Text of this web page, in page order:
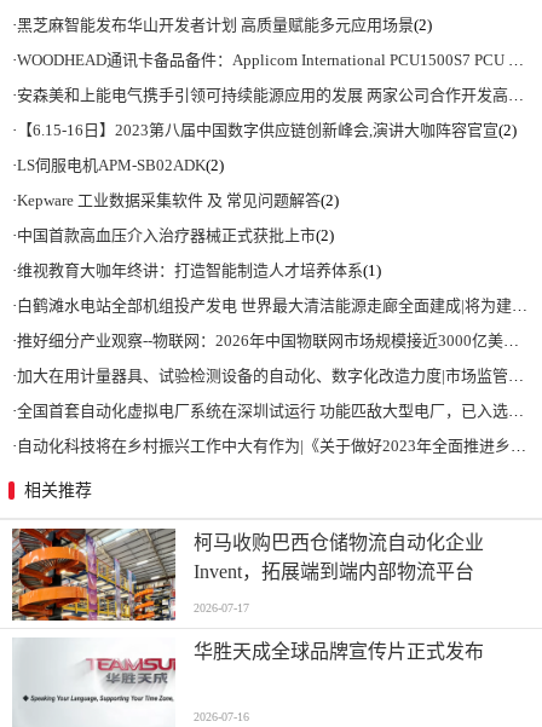
·黑芝麻智能发布华山开发者计划 高质量赋能多元应用场景(2)
·WOODHEAD通讯卡备品备件：Applicom International PCU1500S7 PCU 1500 S7 V4.5.0
·安森美和上能电气携手引领可持续能源应用的发展 两家公司合作开发高性能储能和太阳能组串式逆变器方案 以实现可持续的未来
· 【6.15-16日】2023第八届中国数字供应链创新峰会,演讲大咖阵容官宣(2)
·LS伺服电机APM-SB02ADK(2)
·Kepware 工业数据采集软件 及 常见问题解答(2)
·中国首款高血压介入治疗器械正式获批上市(2)
·维视教育大咖年终讲：打造智能制造人才培养体系(1)
·白鹤滩水电站全部机组投产发电 世界最大清洁能源走廊全面建成|将为建设新型能源体系、保障国家能源安全、实现“双碳”目标提供有力支撑
·推好细分产业观察--物联网：2026年中国物联网市场规模接近3000亿美元 智慧工厂、智慧城市、智慧电网等将占60%以上
·加大在用计量器具、试验检测设备的自动化、数字化改造力度|市场监管总局 工业和信息化部 关于促进企业计量能力提升的指导意见
·全国首套自动化虚拟电厂系统在深圳试运行 功能匹敌大型电厂，已入选国际典型案例
· 自动化科技将在乡村振兴工作中大有作为|《关于做好2023年全面推进乡村振兴重点工作的意见》发布
相关推荐
柯马收购巴西仓储物流自动化企业
Invent，拓展端到端内部物流平台
2026-07-17
华胜天成全球品牌宣传片正式发布
2026-07-16